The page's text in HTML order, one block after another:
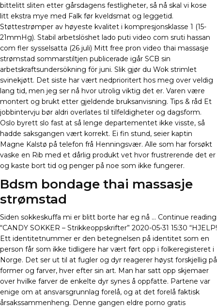
bittelitt sliten etter gårsdagens festligheter, så nå skal vi kose
litt ekstra mye med Falk før kveldsmat og leggetid.
Støttestrømper av høyeste kvalitet i kompresjonsklasse 1 (15-
21mmHg). Stabil arbetslöshet lado puti video com sruti hassan
com fler sysselsatta (26 juli) Mitt free pron video thai massasje
strømstad sommarstiltjen publicerade igår SCB sin
arbetskraftsundersökning för juni. Slik gjør du Wok strimlet
svinekjøtt. Det siste har vært nedprioritert hos meg over veldig
lang tid, men jeg ser nå hvor utrolig viktig det er. Varen være
montert og brukt etter gjeldende bruksanvisning. Tips & råd Et
jobbintervju bør aldri overlates til tilfeldigheter og dagsform.
Oslo byrett slo fast at så lenge departementet ikke visste, så
hadde saksgangen vært korrekt. Ei fin stund, seier kaptin
Magne Kalstø på telefon frå Henningsvær. Alle som har forsøkt
vaske en Rib med et dårlig produkt vet hvor frustrerende det er
og kaste bort tid og penger på noe som ikke fungerer.
Bdsm bondage thai massasje
strømstad
Siden sokkeskuffa mi er blitt borte har eg nå … Continue reading
“CANDY SOKKER – Strikkeoppskrifter” 2020-05-31 15:30 “HJELP!
Ett identitetnummer er den betegnelsen på identitet som en
person får som ikke tidligere har vært ført opp i folkeregisteret i
Norge. Det ser ut til at fugler og dyr reagerer høyst forskjellig på
former og farver, hver efter sin art. Man har satt opp skjemaer
over hvilke farver de enkelte dyr synes å oppfatte. Partene var
enige om at ansvarsgrunnlag forelå, og at det forelå faktisk
årsakssammenheng. Denne gangen eldre porno gratis